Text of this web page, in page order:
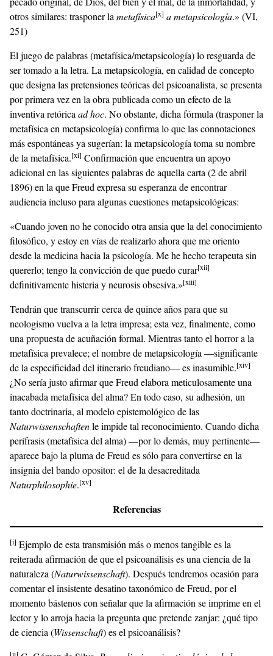
otros similares: trasponer la metafísica[x] a metapsicología.» (VI,
251)
El juego de palabras (metafísica/metapsicología) lo resguarda de
ser tomado a la letra. La metapsicología, en calidad de concepto
que designa las pretensiones teóricas del psicoanalista, se presenta
por primera vez en la obra publicada como un efecto de la
inventiva retórica ad hoc. No obstante, dicha fórmula (trasponer la
metafísica en metapsicología) confirma lo que las connotaciones
más espontáneas ya sugerían: la metapsicología toma su nombre
de la metafísica.[xi] Confirmación que encuentra un apoyo
adicional en las siguientes palabras de aquella carta (2 de abril
1896) en la que Freud expresa su esperanza de encontrar
audiencia incluso para algunas cuestiones metapsicológicas:
«Cuando joven no he conocido otra ansia que la del conocimiento
filosófico, y estoy en vías de realizarlo ahora que me oriento
desde la medicina hacia la psicología. Me he hecho terapeuta sin
quererlo; tengo la convicción de que puedo curar[xii]
definitivamente histeria y neurosis obsesiva.»[xiii]
Tendrán que transcurrir cerca de quince años para que su
neologismo vuelva a la letra impresa; esta vez, finalmente, como
una propuesta de acuñación formal. Mientras tanto el horror a la
metafísica prevalece; el nombre de metapsicología —significante
de la especificidad del itinerario freudiano— es inasumible.[xiv]
¿No sería justo afirmar que Freud elabora meticulosamente una
inacabada metafísica del alma? En todo caso, su adhesión, un
tanto doctrinaria, al modelo epistemológico de las
Naturwissenschaftenle impide tal reconocimiento. Cuando dicha
perífrasis (metafísica del alma) —por lo demás, muy pertinente—
aparece bajo la pluma de Freud es sólo para convertirse en la
insignia del bando opositor: el de la desacreditada
Naturphilosophie.[xv]
Referencias
[i] Ejemplo de esta transmisión más o menos tangible es la
reiterada afirmación de que el psicoanálisis es una ciencia de la
naturaleza (Naturwissenschaft). Después tendremos ocasión para
comentar el insistente desatino taxonómico de Freud, por el
momento bástenos con señalar que la afirmación se imprime en el
lector y lo arroja hacia la pregunta que pretende zanjar: ¿qué tipo
de ciencia (Wissenschaft) es el psicoanálisis?
[ii]